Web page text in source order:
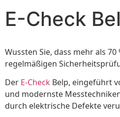
E-Check
Wussten Sie, dass mehr als
regelmäßigen
Der E-Check Belp, eingeführt
und modernste
durch elektrische Defekte